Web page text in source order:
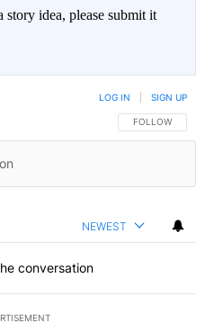
idea, please submit it
FOLLOW THIS
FOLLOW
LOG IN SIGN UP
NEWEST
conversation